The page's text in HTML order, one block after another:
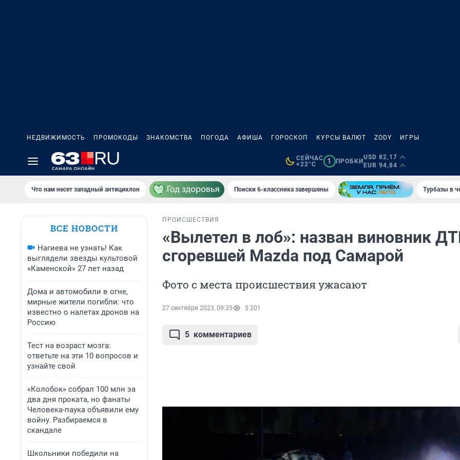
НЕДВИЖИМОСТЬ ПРОМОКОДЫ ЗНАКОМСТВА ПОГОДА АФИША ГОРОСКОП КУРСЫ ВАЛЮТ ZODY ИГРЫ
СЕЙЧАС
+22°C
1 ПРОБКИ
USD 82,17
EUR 94,84
Что нам несет западный антициклон Поиски 6-классника завершены Турбазы в
ВСЕ НОВОСТИ
Нагиева не узнать! Как
выглядели звезды культовой
«Каменской» 27 лет назад
Дома и автомобили в огне,
мирные жители погибли: что
известно о налетах дронов на
Россию
Тест на возраст мозга:
ответьте на эти 10 вопросов и
узнайте свой
«Колобок» собрал 100 млн за
два дня проката, но фанаты
Человека-паука объявили ему
войну. Разбираемся в
скандале
Школьники победили на
ПРОИСШЕСТВИЯ
«Вылетел в лоб»: назван виновник
сгоревшей Mazda под Самарой
Фото с места происшествия ужасают
27 сентября 2023, 09:35 5 201
5 комментариев